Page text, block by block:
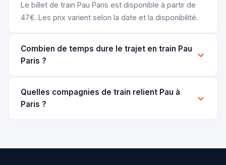
Le billet de train Pau Paris est disponible à partir de
47€. Les prix varient selon la date et la disponibilité.
Combien de temps dure le trajet en train Pau
Paris ?
Quelles compagnies de train relient Pau à
Paris ?